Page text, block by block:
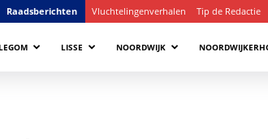
Raadsberichten Vluchtelingenverhalen Tip de Redactie
LISSE NOORDWIJK